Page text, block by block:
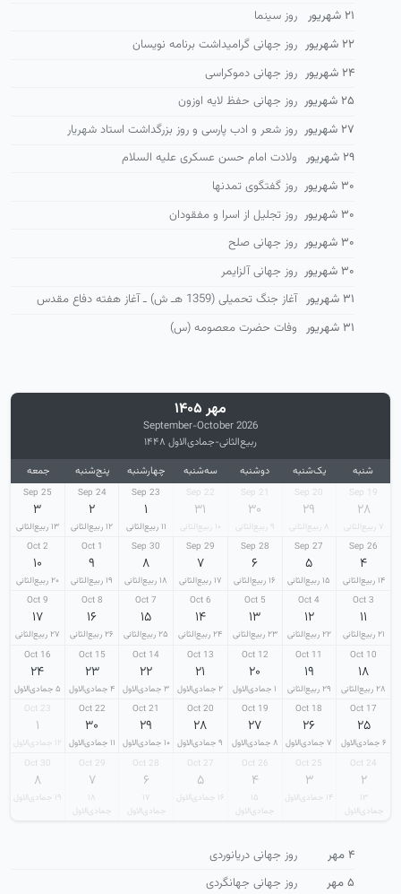
۲۱ شهریور
روز سینما
۲۲ شهریور
روز جهانی گرامیداشت برنامه نویسان
۲۴ شهریور
روز جهانی دموکراسی
۲۵ شهریور
روز جهانی حفظ لایه اوزون
۲۷ شهریور
روز شعر و ادب پارسی و روز بزرگداشت استاد شهریار
۲۹ شهریور
ولادت امام حسن عسکری علیه السلام
۳۰ شهریور
روز گفتگوی تمدنها
۳۰ شهریور
روز تجلیل از اسرا و مفقودان
۳۰ شهریور
روز جهانی صلح
۳۰ شهریور
روز جهانی آلزایمر
۳۱ شهریور
آغاز جنگ تحمیلی (1359 هـ ش) ـ آغاز هفته دفاع مقدس
۳۱ شهریور
وفات حضرت معصومه (س)
مهر ۱۴۰۵
September-October 2026
ربیع‌الثانی-جمادی‌الاول ۱۴۴۸
شنبه یک‌شنبه دوشنبه سه‌شنبه چهارشنبه پنج‌شنبه جمعه
19 Sep
۲۸
۷ ربیع‌الثانی
20 Sep
۲۹
۸ ربیع‌الثانی
21 Sep
۳۰
۹ ربیع‌الثانی
22 Sep
۳۱
۱۰ ربیع‌الثانی
23 Sep
۱
۱۱ ربیع‌الثانی
24 Sep
۲
۱۲ ربیع‌الثانی
25 Sep
۳
۱۳ ربیع‌الثانی
26 Sep
۴
۱۴ ربیع‌الثانی
27 Sep
۵
۱۵ ربیع‌الثانی
28 Sep
۶
۱۶ ربیع‌الثانی
29 Sep
۷
۱۷ ربیع‌الثانی
30 Sep
۸
۱۸ ربیع‌الثانی
1 Oct
۹
۱۹ ربیع‌الثانی
2 Oct
۱۰
۲۰ ربیع‌الثانی
3 Oct
۱۱
۲۱ ربیع‌الثانی
4 Oct
۱۲
۲۲ ربیع‌الثانی
5 Oct
۱۳
۲۳ ربیع‌الثانی
6 Oct
۱۴
۲۴ ربیع‌الثانی
7 Oct
۱۵
۲۵ ربیع‌الثانی
8 Oct
۱۶
۲۶ ربیع‌الثانی
9 Oct
۱۷
۲۷ ربیع‌الثانی
10 Oct
۱۸
۲۸ ربیع‌الثانی
11 Oct
۱۹
۲۹ ربیع‌الثانی
12 Oct
۲۰
۱ جمادی‌الاول
13 Oct
۲۱
۲ جمادی‌الاول
14 Oct
۲۲
۳ جمادی‌الاول
15 Oct
۲۳
۴ جمادی‌الاول
16 Oct
۲۴
۵ جمادی‌الاول
17 Oct
۲۵
۶ جمادی‌الاول
18 Oct
۲۶
۷ جمادی‌الاول
19 Oct
۲۷
۸ جمادی‌الاول
20 Oct
۲۸
۹ جمادی‌الاول
21 Oct
۲۹
۱۰ جمادی‌الاول
22 Oct
۳۰
۱۱ جمادی‌الاول
23 Oct
۱
۱۲ جمادی‌الاول
24 Oct
۲
۱۳
جمادی‌الاول
25 Oct
۳
۱۴ جمادی‌الاول
26 Oct
۴
۱۵
جمادی‌الاول
27 Oct
۵
۱۶ جمادی‌الاول
28 Oct
۶
۱۷
جمادی‌الاول
29 Oct
۷
۱۸
جمادی‌الاول
30 Oct
۸
۱۹ جمادی‌الاول
۴ مهر
روز جهانی دریانوردی
۵ مهر
روز جهانی جهانگردی